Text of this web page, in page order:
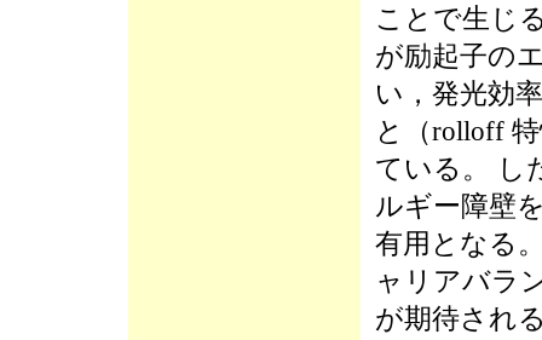
ことで生じ
が励起子の
い，発光効
と（rolloff
ている。 し
ルギー障壁
有用となる
ャリアバラ
が期待され